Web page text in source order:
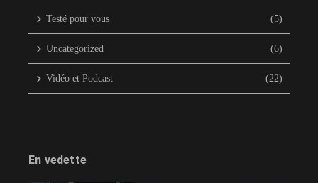
Testé pour vous (5)
Uncategorized (6)
Vidéo et Podcast (22)
En vedette